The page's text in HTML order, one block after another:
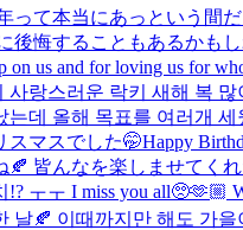
って本当にあっという間
後悔することもあるかも
us and for loving us for
랑스러운 락키 새해 복
는데 올해 목표를 여러개
スマスでした🤭Happy
🍂 皆んなを楽しませてく
ㅜㅜ I miss you all🥺🫶🏼
날🍂 이때까지만 해도 가